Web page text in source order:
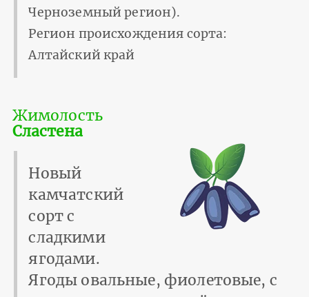
Черноземный регион).
Регион происхождения сорта:
Алтайский край
Жимолость
Сластена
Новый
камчатский
сорт с
сладкими
ягодами.
Ягоды овальные, фиолетовые, с